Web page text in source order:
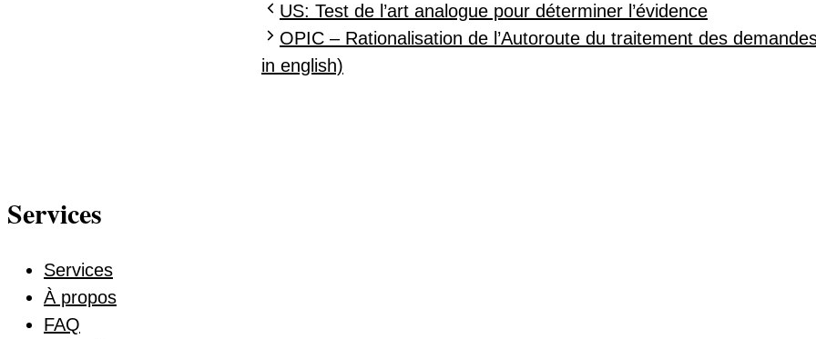
US: Test de l’art analogue pour déterminer l’évidence
OPIC – Rationalisation de l’Autoroute du traitement des
in english)
Services
Services
À propos
FAQ